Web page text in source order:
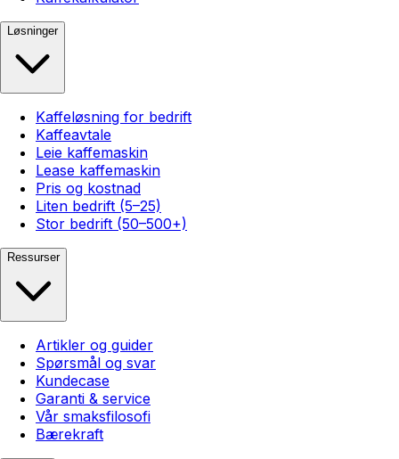
Løsninger
Kaffeløsning for bedrift
Kaffeavtale
Leie kaffemaskin
Lease kaffemaskin
Pris og kostnad
Liten bedrift (5–25)
Stor bedrift (50–500+)
Ressurser
Artikler og guider
Spørsmål og svar
Kundecase
Garanti & service
Vår smaksfilosofi
Bærekraft